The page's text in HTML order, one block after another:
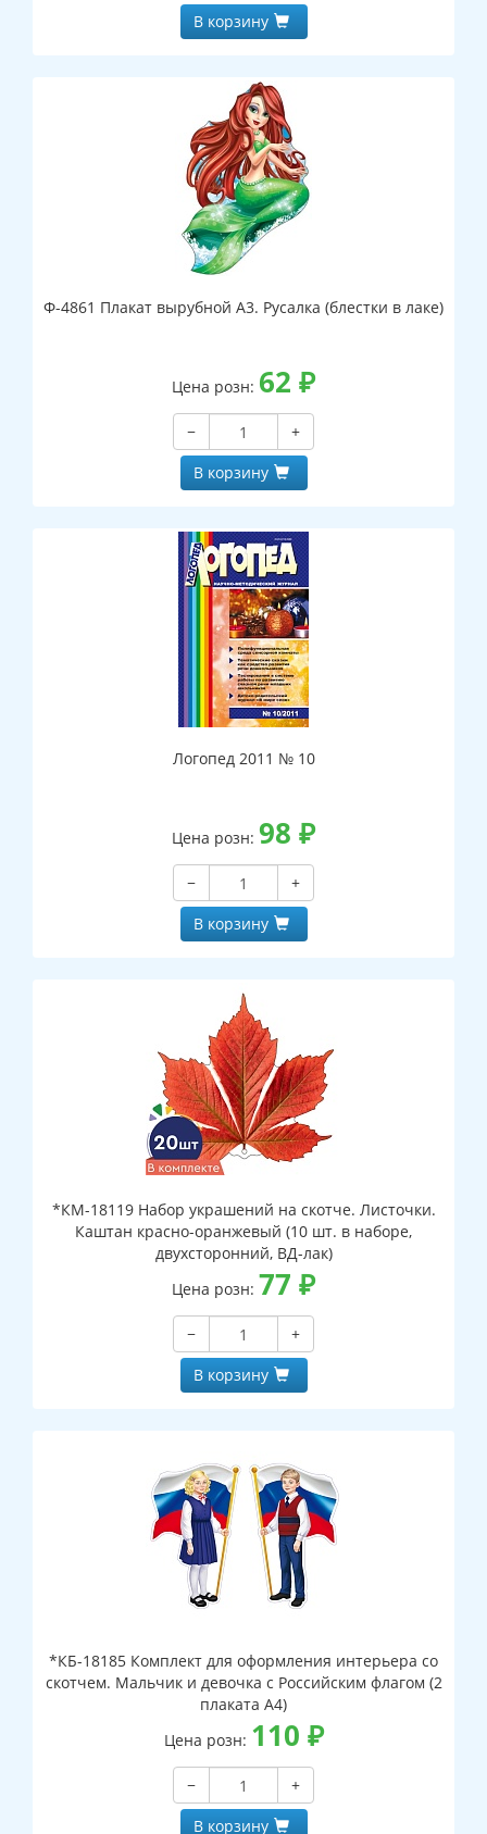
В корзину
Ф-4861 Плакат вырубной А3. Русалка (блестки в лаке)
Цена розн: 62 ₽
−
+
В корзину
Логопед 2011 № 10
Цена розн: 98 ₽
−
+
В корзину
*КМ-18119 Набор украшений на скотче. Листочки.
Каштан красно-оранжевый (10 шт. в наборе,
двухсторонний, ВД-лак)
Цена розн: 77 ₽
−
+
В корзину
*КБ-18185 Комплект для оформления интерьера со
скотчем. Мальчик и девочка с Российским флагом (2
плаката А4)
Цена розн: 110 ₽
−
+
В корзину